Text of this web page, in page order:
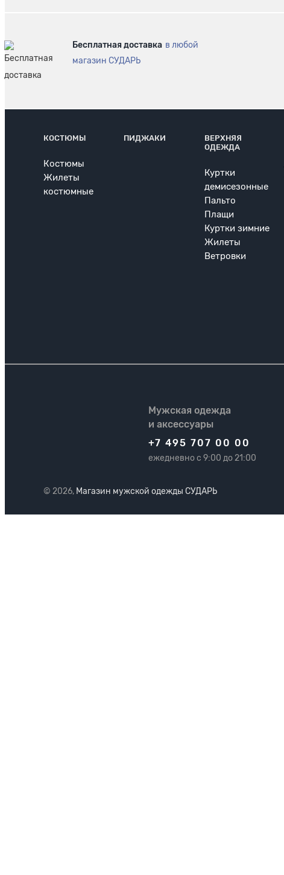
Бесплатная доставка в любой
магазин СУДАРЬ
КОСТЮМЫ
Костюмы
Жилеты
костюмные
ПИДЖАКИ
ВЕРХНЯЯ
ОДЕЖДА
Куртки
демисезонные
Пальто
Плащи
Куртки зимние
Жилеты
Ветровки
Мужская одежда
и аксессуары
+7 495 707 00 00
ежедневно с 9:00 до 21:00
© 2026, Магазин мужской одежды СУДАРЬ